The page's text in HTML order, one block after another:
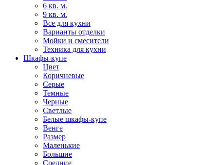
6 кв. м.
9 кв. м.
Все для кухни
Варианты отделки
Мойки и смесители
Техника для кухни
Шкафы-купе
Цвет
Коричневые
Серые
Темные
Черные
Светлые
Белые шкафы-купе
Венге
Размер
Маленькие
Большие
Средние